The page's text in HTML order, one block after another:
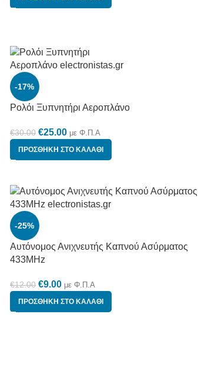
-17%
Ρολόι Ξυπνητήρι Αεροπλάνο
€30.00 €25.00 με Φ.Π.Α
ΠΡΟΣΘΉΚΗ ΣΤΟ ΚΑΛΆΘΙ
-25%
Αυτόνομος Ανιχνευτής Καπνού Ασύρματος
433MHz
€12.00 €9.00 με Φ.Π.Α
ΠΡΟΣΘΉΚΗ ΣΤΟ ΚΑΛΆΘΙ